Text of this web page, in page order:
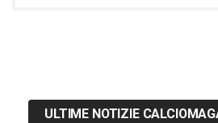
ULTIME NOTIZIE